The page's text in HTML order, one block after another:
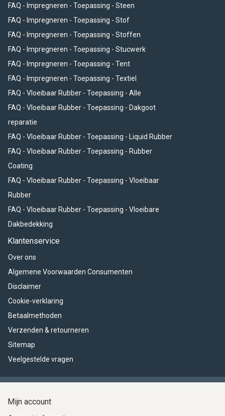
FAQ - Impregneren - Toepassing - Steen
FAQ - Impregneren - Toepassing - Stof
FAQ - Impregneren - Toepassing - Stoffen
FAQ - Impregneren - Toepassing - Stucwerk
FAQ - Impregneren - Toepassing - Tent
FAQ - Impregneren - Toepassing - Textiel
FAQ - Vloeibaar Rubber - Toepassing - Alle
FAQ - Vloeibaar Rubber - Toepassing - Dakgoot
reparatie
FAQ - Vloeibaar Rubber - Toepassing - Liquid Rubber
FAQ - Vloeibaar Rubber - Toepassing - Rubber
Coating
FAQ - Vloeibaar Rubber - Toepassing - Vloeibaar
Rubber
FAQ - Vloeibaar Rubber - Toepassing - Vloeibare
Dakbedekking
Klantenservice
Over ons
Algemene Voorwaarden Consumenten
Disclaimer
Cookie-verklaring
Betaalmethoden
Verzenden & retourneren
Sitemap
Veelgestelde vragen
Mijn account